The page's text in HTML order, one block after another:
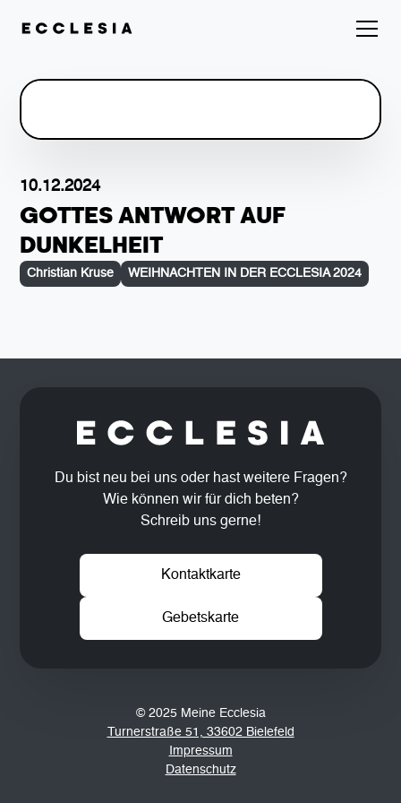
10.12.2024
GOTTES ANTWORT AUF
DUNKELHEIT
Christian Kruse WEIHNACHTEN IN DER ECCLESIA 2024
Du bist neu bei uns oder hast weitere Fragen?
Wie können wir für dich beten?
Schreib uns gerne!
Kontaktkarte
Gebetskarte
© 2025 Meine Ecclesia
Turnerstraße 51, 33602 Bielefeld
Impressum
Datenschutz